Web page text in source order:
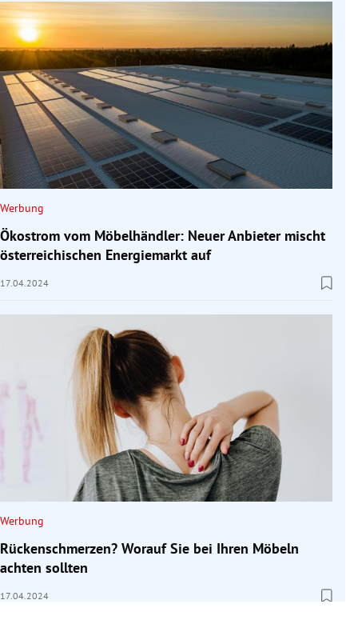
Werbung
Ökostrom vom Möbelhändler: Neuer Anbieter mischt
österreichischen Energiemarkt auf
17.04.2024
Werbung
Rückenschmerzen? Worauf Sie bei Ihren Möbeln
achten sollten
17.04.2024